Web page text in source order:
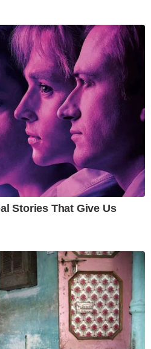
Stories That Give Us